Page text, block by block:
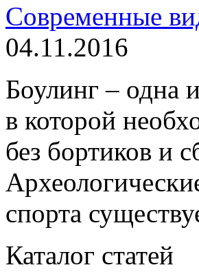
Современные
04.11.2016
Боулинг – одна
в которой
без бортиков и
спорта
Каталог статей